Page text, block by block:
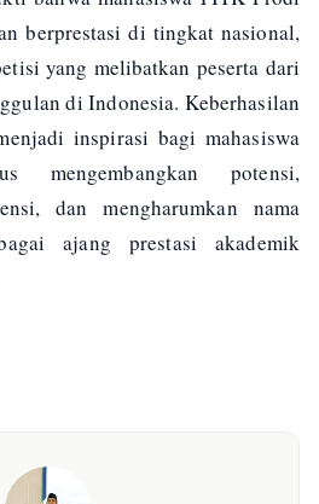
berprestasi di tingkat nasional,
yang melibatkan peserta dari
di Indonesia. Keberhasilan
inspirasi bagi mahasiswa
mengembangkan potensi,
dan mengharumkan nama
ajang prestasi akademik